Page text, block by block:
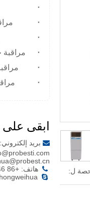
مراقبة
ابقى
 بريد إلكتروني:
 هاتف: +86 13950412146

ل: